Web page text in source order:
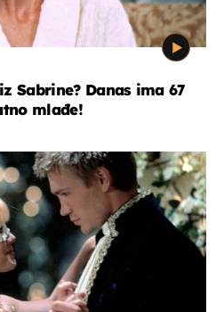
Sabrine? Danas ima 67
mlađe!